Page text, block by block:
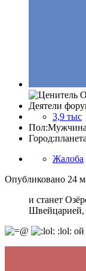
Деятели
3,9 тыс
Пол:Мужчина
Город:
Жалоба
Опубликовано 24
и станет
Швейцарией,
:lol: ой